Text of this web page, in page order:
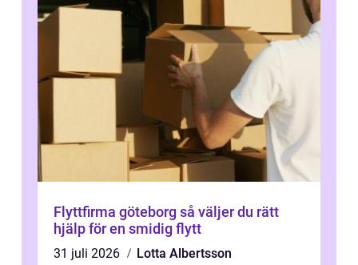
Flyttfirma göteborg så väljer du rätt
hjälp för en smidig flytt
31 juli 2026
Lotta Albertsson